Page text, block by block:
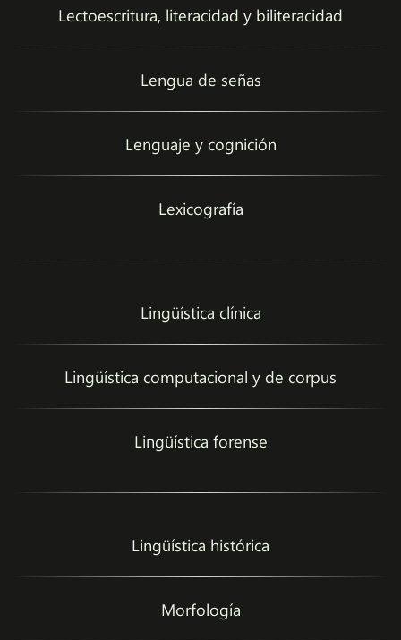
Lectoescritura, literacidad y biliteracidad
Lengua de señas
Lenguaje y cognición
Lexicografía
Lingüística clínica
Lingüística computacional y de corpus
Lingüística forense
Lingüística histórica
Morfología